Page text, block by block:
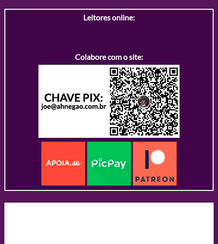
Leitores online:
Colabore com o site: